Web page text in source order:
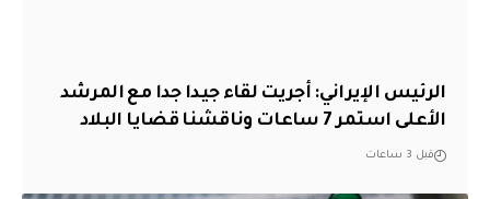
الرئيس الإيراني: أجريت لقاء جيدا جدا مع المرشد
الأعلى استمر 7 ساعات وناقشنا قضايا البلاد
قبل 3 ساعات